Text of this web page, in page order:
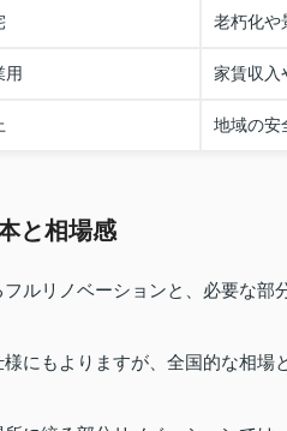
老朽化や
用 家賃収入
地域の安
と相場感
ルリノベーションと、必要な
にもよりますが、全国的な相場